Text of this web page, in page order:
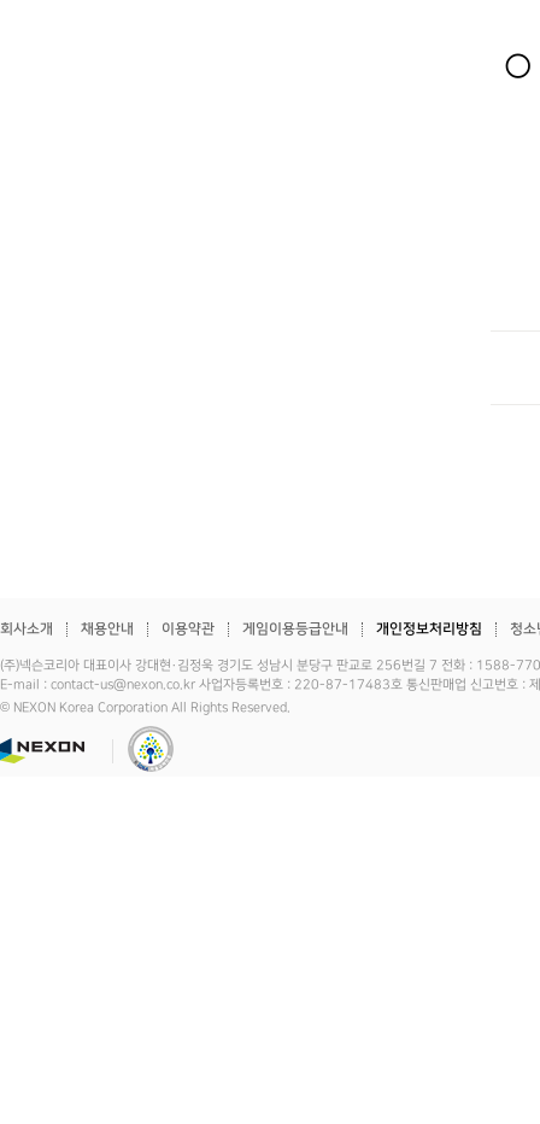
회사소개 채용안내 이용약관 게임이용등급안내 개인정보처리방침 청소
(주)넥슨코리아 대표이사 강대현·김정욱 경기도 성남시 분당구 판교로 256번길 7 전화 :
E-mail : contact-us@nexon.co.kr 사업자등록번호 : 220-87-17483호 통신판매업 신고번호 :
© NEXON Korea Corporation All Rights Reserved.